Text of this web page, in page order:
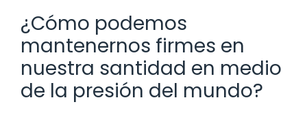
¿Cómo podemos
mantenernos firmes en
nuestra santidad en medio
de la presión del mundo?